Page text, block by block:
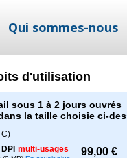
Qui sommes-nous